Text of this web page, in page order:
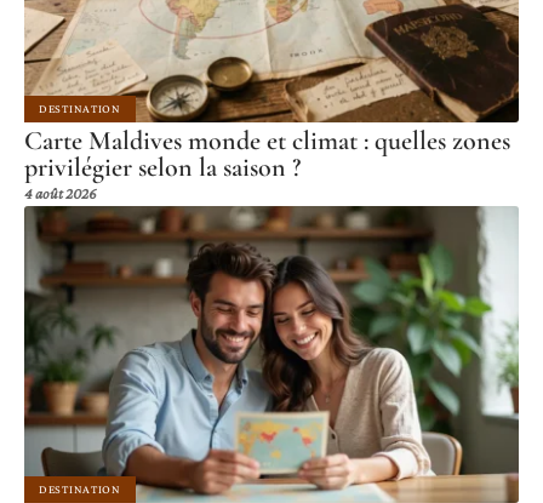
DESTINATION
Carte Maldives monde et climat : quelles zones
privilégier selon la saison ?
4 août 2026
DESTINATION